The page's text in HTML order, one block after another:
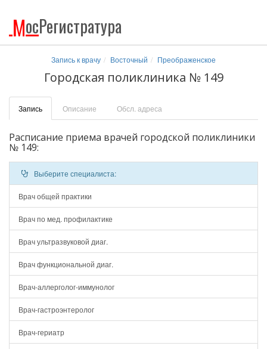
МосРегистратура
Запись к врачу Восточный Преображенское
Городская поликлиника № 149
Запись Описание Обсл. адреса
Расписание приема врачей городской поликлиники
№ 149:
Выберите специалиста:
Врач общей практики
Врач по мед. профилактике
Врач ультразвуковой диаг.
Врач функциональной диаг.
Врач-аллерголог-иммунолог
Врач-гастроэнтеролог
Врач-гериатр